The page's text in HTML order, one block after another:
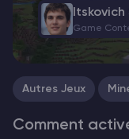
Autres Jeux
Comment
Game